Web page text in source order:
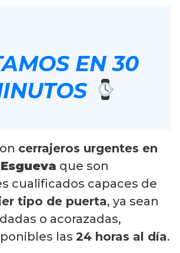
EN 30
cerrajeros urgentes en
que son
cualificados capaces de
tipo de puerta, ya sean
o acorazadas,
las 24 horas al día.